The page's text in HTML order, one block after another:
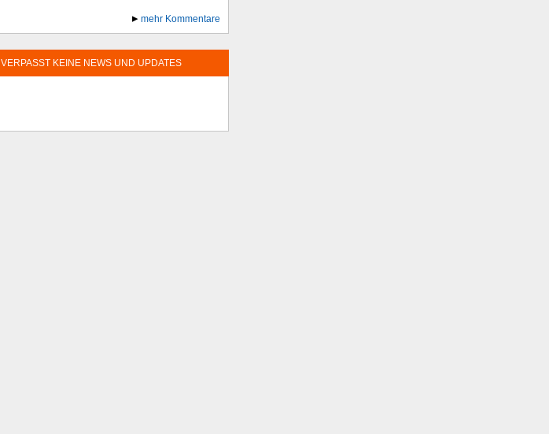
mehr Kommentare
VERPASST KEINE NEWS UND UPDATES